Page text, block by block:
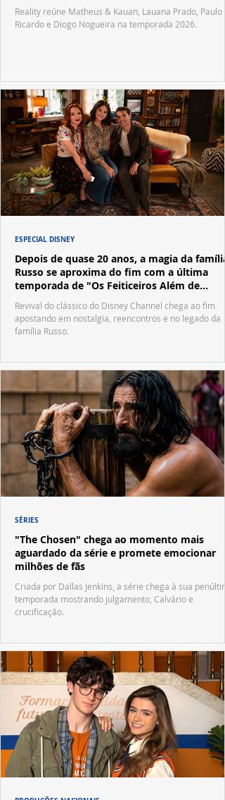
Reality reúne Matheus & Kauan, Lauana Prado, Paulo
Ricardo e Diogo Nogueira na temporada 2026.
Depois de quase 20 anos, a magia da família
Russo se aproxima do fim com a última
temporada de "Os Feiticeiros Além de
Revival do clássico do Disney Channel chega ao fim
apostando em nostalgia, reencontros e no legado da
família Russo.
ESPECIAL DISNEY
"The Chosen" chega ao momento mais
aguardado da série e promete emocionar
milhões de fãs
Criada por Dallas Jenkins, a série chega à sua
temporada mostrando julgamento, Calvário e
crucificação.
SÉRIES